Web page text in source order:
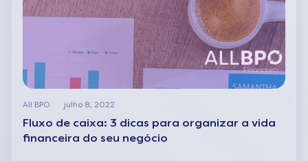
All BPO julho 8, 2022
Fluxo de caixa: 3 dicas para organizar a vida
financeira do seu negócio